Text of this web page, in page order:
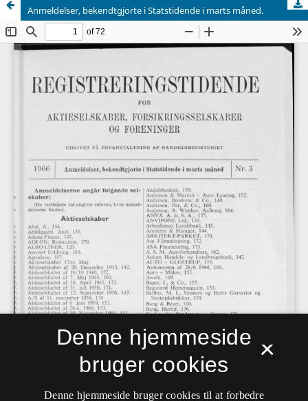
Anmeldelser, bekendtgjorte i Statstidende i marts måned.
×
Denne hjemmeside
bruger cookies
Denne hjemmeside bruger cookies til at forbedre